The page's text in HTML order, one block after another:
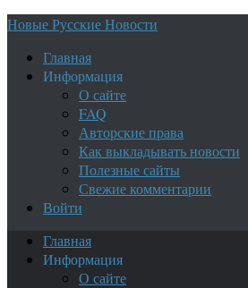
Новые Русские Новости
Главная
Информация
О сайте
FAQ
Авторские права
Как выкладывать новости
Полезные сайты
Свежие комментарии
Войти
Главная
Информация
О сайте